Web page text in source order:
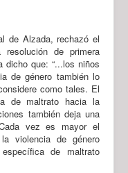
de Alzada, rechazó el
de primera
dicho que: “...los niños
de género también lo
como tales. El
de maltrato hacia la
también deja una
vez es mayor el
violencia de género
de maltrato